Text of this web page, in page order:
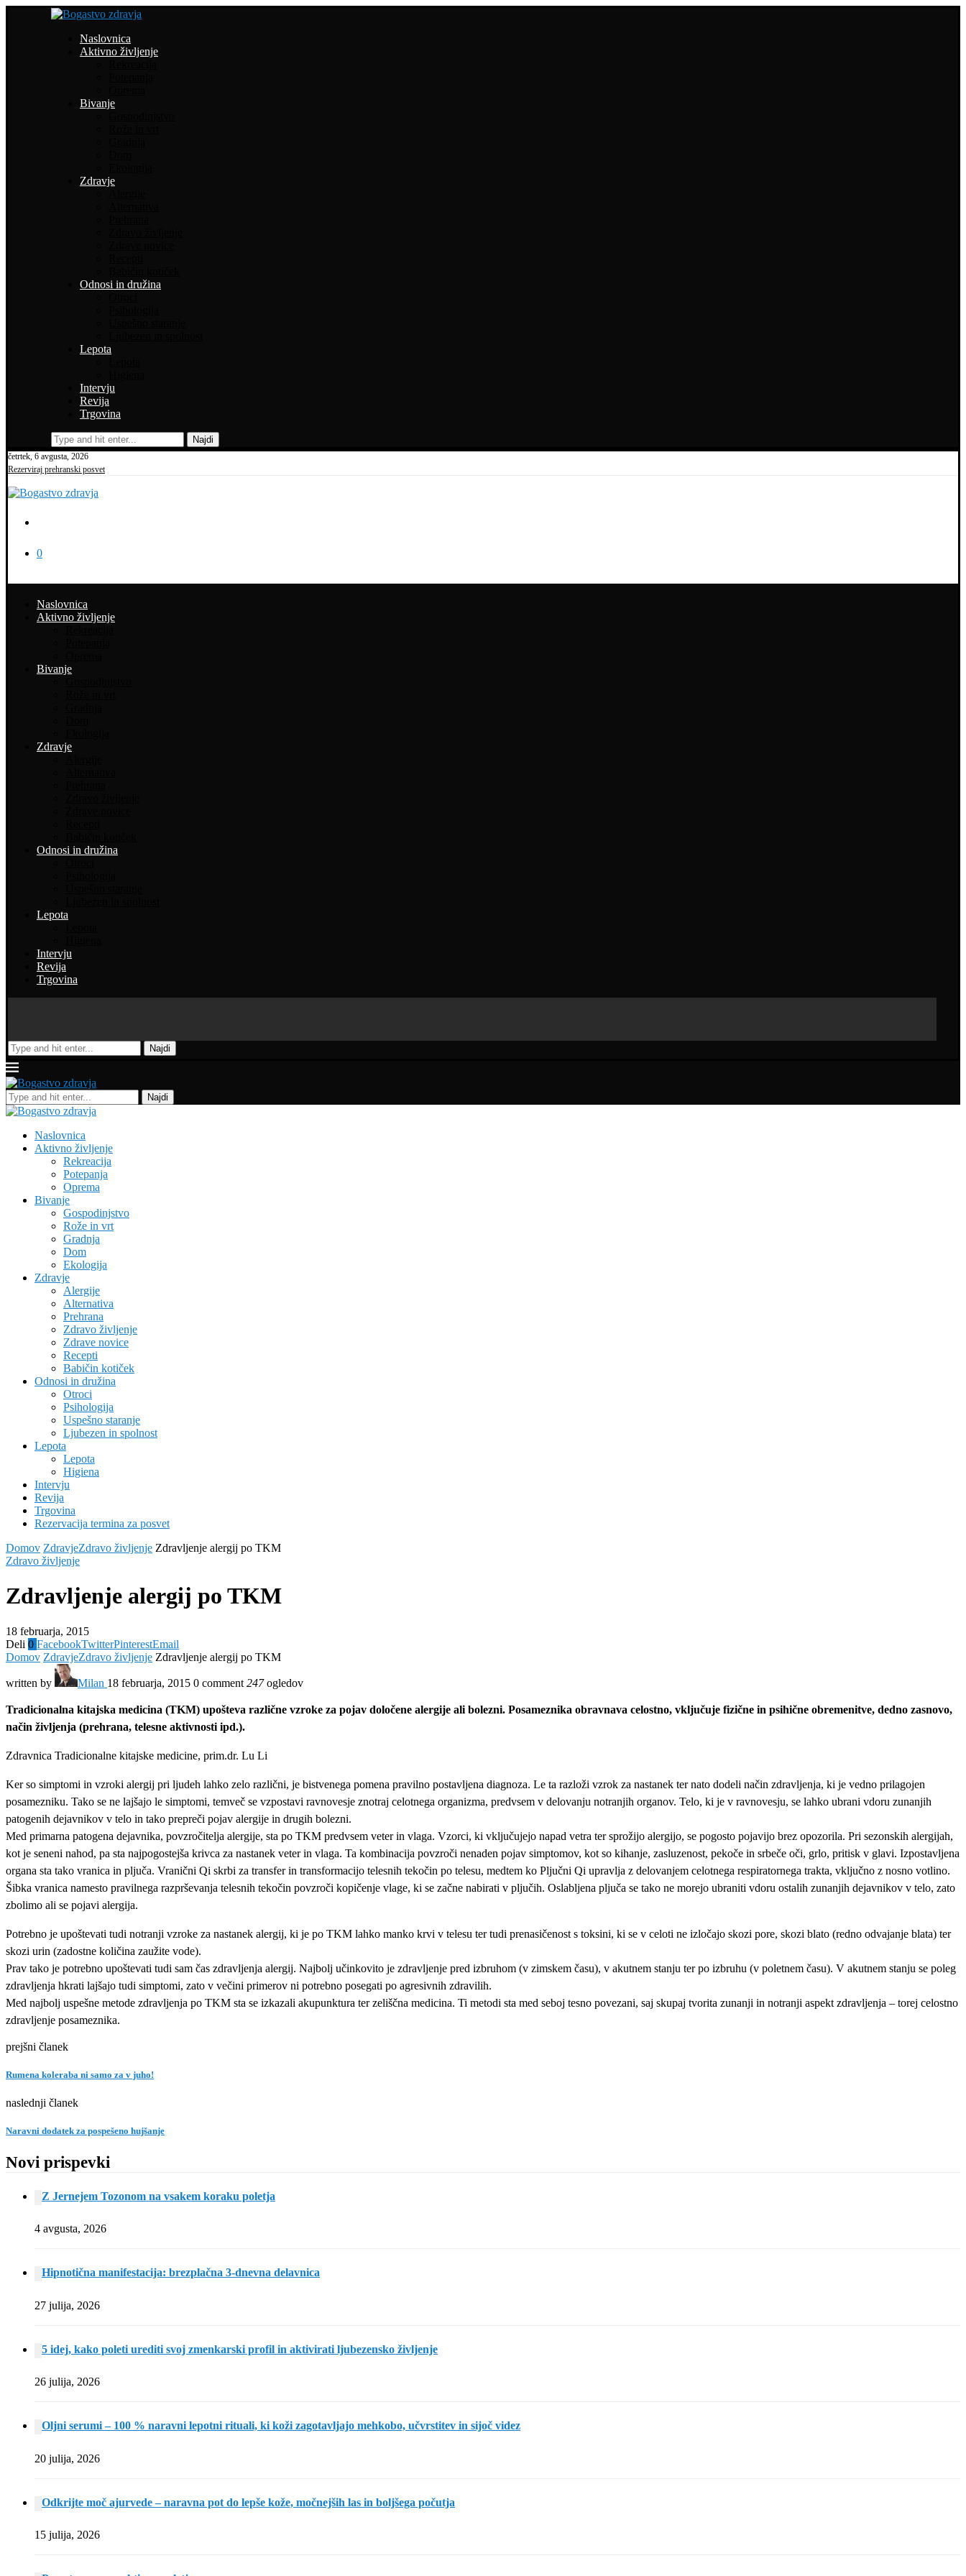
Naslovnica
Aktivno življenje
Bivanje
Zdravje
Odnosi in družina
Lepota
Intervju
Revija
Trgovina
Najdi
četrtek, 6 avgusta, 2026
Rezerviraj prehranski posvet
0
Naslovnica
Aktivno življenje
Bivanje
Zdravje
Odnosi in družina
Lepota
Intervju
Revija
Trgovina
Najdi
Najdi
Naslovnica
Aktivno življenje
Rekreacija
Potepanja
Oprema
Bivanje
Gospodinjstvo
Rože in vrt
Gradnja
Dom
Ekologija
Zdravje
Alergije
Alternativa
Prehrana
Zdravo življenje
Zdrave novice
Recepti
Babičin kotiček
Odnosi in družina
Otroci
Psihologija
Uspešno staranje
Ljubezen in spolnost
Lepota
Lepota
Higiena
Intervju
Revija
Trgovina
Rezervacija termina za posvet
Domov ZdravjeZdravo življenje Zdravljenje alergij po TKM
Zdravo življenje
Zdravljenje alergij po TKM
18 februarja, 2015
Deli 0 FacebookTwitterPinterestEmail
Domov ZdravjeZdravo življenje Zdravljenje alergij po TKM
written by Milan 18 februarja, 2015 0 comment 247ogledov
Tradicionalna kitajska medicina (TKM) upošteva različne vzroke za pojav določene alergije ali bolezni. Posameznika obravnava celostno, vključuje fizične in psihične obremenitve, dedno zasnovo,
način življenja (prehrana, telesne aktivnosti ipd.).
Zdravnica Tradicionalne kitajske medicine, prim.dr. Lu Li
Ker so simptomi in vzroki alergij pri ljudeh lahko zelo različni, je bistvenega pomena pravilno postavljena diagnoza. Le ta razloži vzrok za nastanek ter nato dodeli način zdravljenja, ki je vedno prilagojen
posamezniku. Tako se ne lajšajo le simptomi, temveč se vzpostavi ravnovesje znotraj celotnega organizma, predvsem v delovanju notranjih organov. Telo, ki je v ravnovesju, se lahko ubrani vdoru zunanjih
patogenih dejavnikov v telo in tako prepreči pojav alergije in drugih bolezni.
Med primarna patogena dejavnika, povzročitelja alergije, sta po TKM predvsem veter in vlaga. Vzorci, ki vključujejo napad vetra ter sprožijo alergijo, se pogosto pojavijo brez opozorila. Pri sezonskih alergijah,
kot je seneni nahod, pa sta najpogostejša krivca za nastanek veter in vlaga. Ta kombinacija povzroči nenaden pojav simptomov, kot so kihanje, zasluzenost, pekoče in srbeče oči, grlo, pritisk v glavi. Izpostavljena
organa sta tako vranica in pljuča. Vranični Qi skrbi za transfer in transformacijo telesnih tekočin po telesu, medtem ko Pljučni Qi upravlja z delovanjem celotnega respiratornega trakta, vključno z nosno votlino.
Šibka vranica namesto pravilnega razprševanja telesnih tekočin povzroči kopičenje vlage, ki se začne nabirati v pljučih. Oslabljena pljuča se tako ne morejo ubraniti vdoru ostalih zunanjih dejavnikov v telo, zato
zbolimo ali se pojavi alergija.
Potrebno je upoštevati tudi notranji vzroke za nastanek alergij, ki je po TKM lahko manko krvi v telesu ter tudi prenasičenost s toksini, ki se v celoti ne izločajo skozi pore, skozi blato (redno odvajanje blata) ter
skozi urin (zadostne količina zaužite vode).
Prav tako je potrebno upoštevati tudi sam čas zdravljenja alergij. Najbolj učinkovito je zdravljenje pred izbruhom (v zimskem času), v akutnem stanju ter po izbruhu (v poletnem času). V akutnem stanju se poleg
zdravljenja hkrati lajšajo tudi simptomi, zato v večini primerov ni potrebno posegati po agresivnih zdravilih.
Med najbolj uspešne metode zdravljenja po TKM sta se izkazali akupunktura ter zeliščna medicina. Ti metodi sta med seboj tesno povezani, saj skupaj tvorita zunanji in notranji aspekt zdravljenja – torej celostno
zdravljenje posameznika.
prejšni članek
Rumena koleraba ni samo za v juho!
naslednji članek
Naravni dodatek za pospešeno hujšanje
Novi prispevki
Z Jernejem Tozonom na vsakem koraku poletja
4 avgusta, 2026
Hipnotična manifestacija: brezplačna 3-dnevna delavnica
27 julija, 2026
5 idej, kako poleti urediti svoj zmenkarski profil in aktivirati ljubezensko življenje
26 julija, 2026
Oljni serumi – 100 % naravni lepotni rituali, ki koži zagotavljajo mehkobo, učvrstitev in sijoč videz
20 julija, 2026
Odkrijte moč ajurvede – naravna pot do lepše kože, močnejših las in boljšega počutja
15 julija, 2026